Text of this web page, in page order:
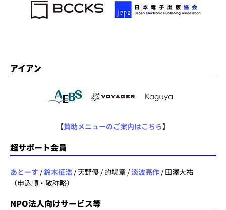
アイアン
【賛助メニューのご案内はこちら】
超サポート会員
あとーす /鈴木征浩 / 天野優 / 的場章 /淡波亮作 / 田澤大祐
（申込順・敬称略）
NPO法人向けサービス等